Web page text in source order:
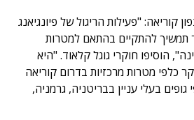
קוריאה: "פעילות הריגול של פיונגיאנג
תמשיך להתקיים בהתאם למטרות
הוסיפו חוקרי גוגל קלאוד. "היא
כלפי מטרות מרכזיות בדרום קוריאה
גופים בעלי עניין בבריטניה, גרמניה,